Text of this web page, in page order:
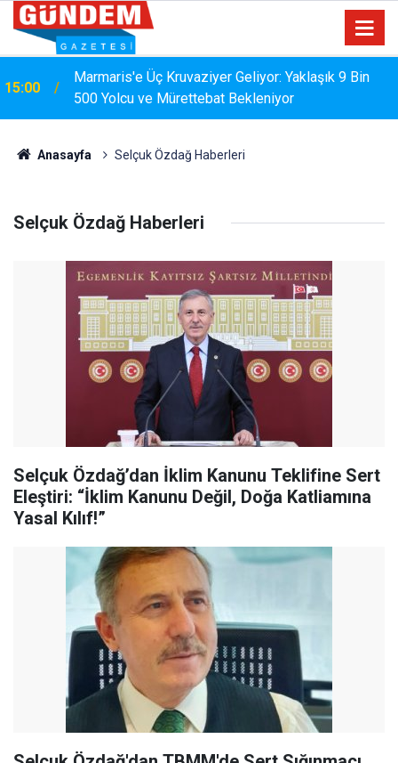
14:17
MARMARİS'TE DERELERDE TEMİZLİK
SEFERBERLİĞİ
Anasayfa Selçuk Özdağ Haberleri
Selçuk Özdağ Haberleri
Selçuk Özdağ’dan İklim Kanunu Teklifine Sert
Eleştiri: “İklim Kanunu Değil, Doğa Katliamına
Yasal Kılıf!”